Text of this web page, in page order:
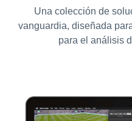
Una colección de
vanguardia, diseñada
para el análisis